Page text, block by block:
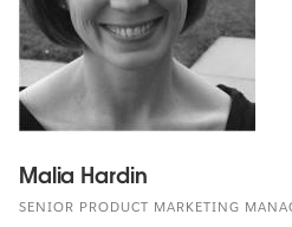
Malia Hardin
SENIOR PRODUCT MARKETING